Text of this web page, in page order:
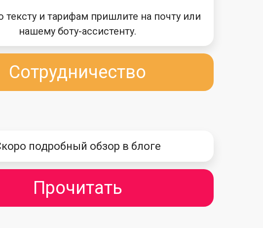
тексту и тарифам пришлите на почту или
нашему боту-ассистенту.
Сотрудничество
подробный обзор в блоге
Прочитать